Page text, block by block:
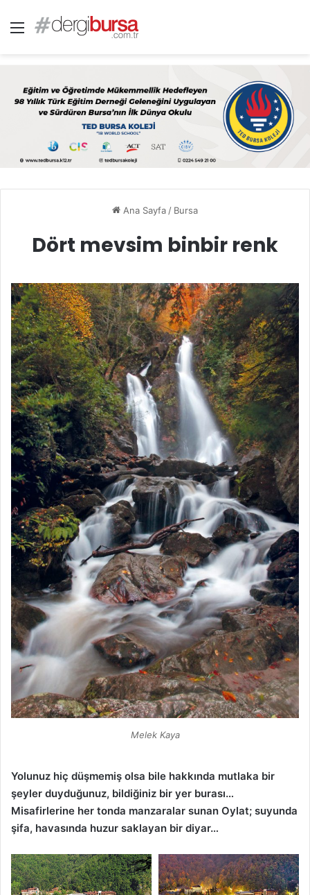
Menü
Ana Sayfa/ Bursa
Dört mevsim binbir renk
Melek Kaya
Yolunuz hiç düşmemiş olsa bile hakkında mutlaka bir
şeyler duyduğunuz, bildiğiniz bir yer burası…
Misafirlerine her tonda manzaralar sunan Oylat; suyunda
şifa, havasında huzur saklayan bir diyar…